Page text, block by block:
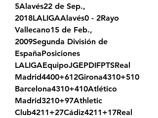
5Alavés22 de Sep.,
2018LALIGAAlavés0 - 2Rayo
Vallecano15 de Feb.,
2009Segunda División de
EspañaPosiciones
LALIGAEquipoJGEPDIFPTSReal
Madrid4400+612Girona4310+510
Barcelona4310+410Atlético
Madrid3210+97Athletic
Club4211+27Cádiz4211+17Real